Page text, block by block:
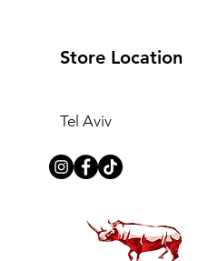
Store Location
Tel Aviv